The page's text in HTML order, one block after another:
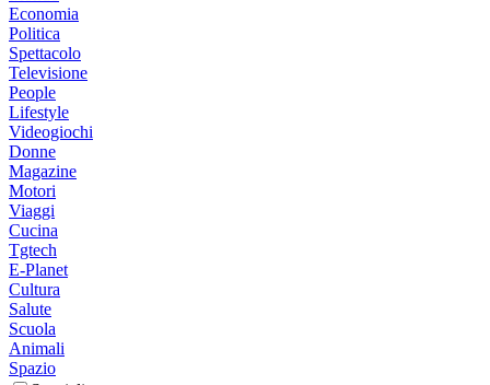
Economia
Politica
Spettacolo
Televisione
People
Lifestyle
Videogiochi
Donne
Magazine
Motori
Viaggi
Cucina
Tgtech
E-Planet
Cultura
Salute
Scuola
Animali
Spazio